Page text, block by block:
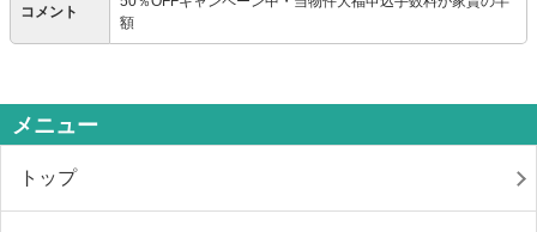
コメント
額
メニュー
トップ